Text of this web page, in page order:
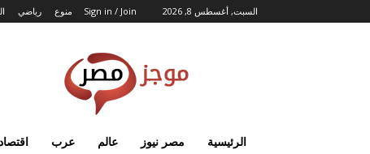
السبت, أغسطس 8, 2026 Sign in / Join رياضي منوع
الرئيسية مصر نيوز عالم عرب